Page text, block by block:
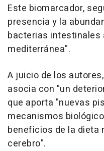
Este biomarcador,
presencia y la
bacterias intestinales
mediterránea".
A juicio de los
asocia con "un
que aporta "nuevas
mecanismos
beneficios de la dieta
cerebro".